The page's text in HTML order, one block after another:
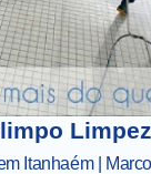
Itanhaém |